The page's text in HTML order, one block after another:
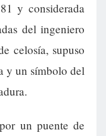
y considerada
del ingeniero
celosía, supuso
y un símbolo del
un puente de